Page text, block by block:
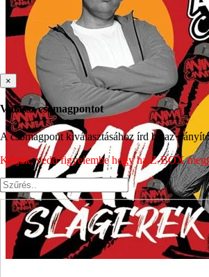
×
Válassz csomagpontot
A csomagpont kiválasztásához írd be az
Kérjük, vedd figyelembe hogy ha Z-BOX